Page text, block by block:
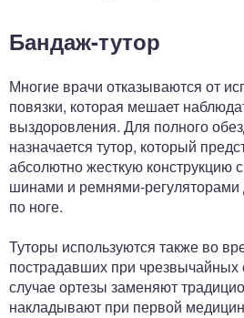
Бандаж-тутор
Многие врачи отказываются от
повязки, которая мешает
выздоровления. Для полного
назначается тутор, который
абсолютно жесткую конструкцию
шинами и ремнями-регуляторами
по ноге.
Туторы используются также во
пострадавших при чрезвычайных
случае ортезы заменяют
накладывают при первой